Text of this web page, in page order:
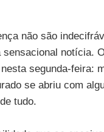
não são
sensacional notícia.
segunda-feira:
se abriu com
tudo.